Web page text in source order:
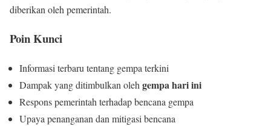
diberikan oleh pemerintah.
Poin Kunci
Informasi terbaru tentang gempa terkini
Dampak yang ditimbulkan oleh gempa hari ini
Respons pemerintah terhadap bencana gempa
Upaya penanganan dan mitigasi bencana